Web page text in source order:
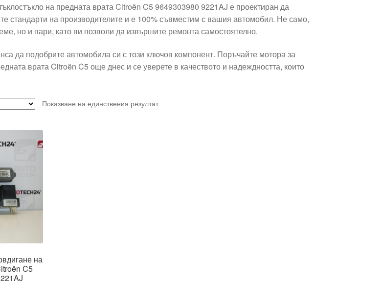
на предната врата Citroën C5 9649303980 9221AJ е проектиран да
стандарти на производителите и е 100% съвместим с вашия автомобил. Не само,
но и пари, като ви позволи да извършите ремонта самостоятелно.
да подобрите автомобила си с този ключов компонент. Поръчайте мотора за
врата Citroën C5 още днес и се уверете в качеството и надеждността, които
Показване на единствения резултат
на
C5